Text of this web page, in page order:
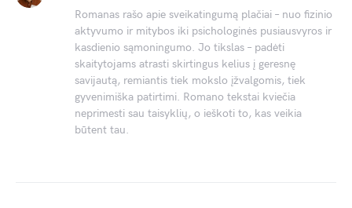
Romanas rašo apie sveikatingumą plačiai – nuo fizinio
aktyvumo ir mitybos iki psichologinės pusiausvyros ir
kasdienio sąmoningumo. Jo tikslas – padėti
skaitytojams atrasti skirtingus kelius į geresnę
savijautą, remiantis tiek mokslo įžvalgomis, tiek
gyvenimiška patirtimi. Romano tekstai kviečia
neprimesti sau taisyklių, o ieškoti to, kas veikia
būtent tau.